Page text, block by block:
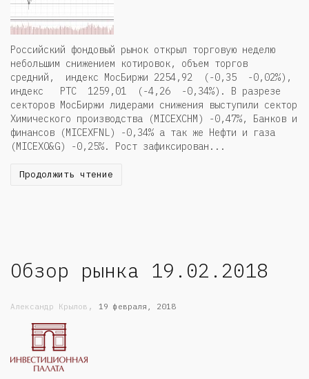
Российский фондовый рынок открыл торговую неделю
небольшим снижением котировок, объем торгов
средний, индекс МосБиржи 2254,92 (-0,35 -0,02%),
индекс РТС 1259,01 (-4,26 -0,34%). В разрезе
секторов МосБиржи лидерами снижения выступили сектор
Химического производства (MICEXCHM) -0,47%, Банков и
финансов (MICEXFNL) -0,34% а так же Нефти и газа
(MICEXO&G) -0,25%. Рост зафиксирован...
Продолжить чтение
Обзор рынка 19.02.2018
Александр Крылов , 19 февраля, 2018